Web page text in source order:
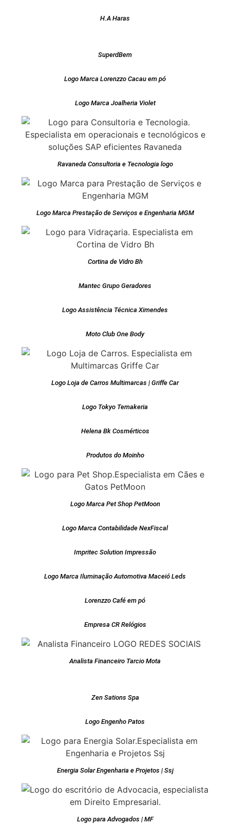
H.A Haras
SuperdBem
Logo Marca Lorenzzo Cacau em pó
Logo Marca Joalheria Violet
Ravaneda Consultoria e Tecnologia logo
Logo Marca Prestação de Serviços e Engenharia MGM
Cortina de Vidro Bh
Mantec Grupo Geradores
Logo Assistência Técnica Ximendes
Moto Club One Body
Logo Loja de Carros Multimarcas | Griffe Car
Logo Tokyo Temakeria
Helena Bk Cosmérticos
Produtos do Moinho
Logo Marca Pet Shop PetMoon
Logo Marca Contabilidade NexFiscal
Impritec Solution Impressão
Logo Marca Iluminação Automotiva Maceió Leds
Lorenzzo Café em pó
Empresa CR Relógios
Analista Financeiro Tarcio Mota
Zen Sations Spa
Logo Engenho Patos
Energia Solar Engenharia e Projetos | Ssj
Logo para Advogados | MF